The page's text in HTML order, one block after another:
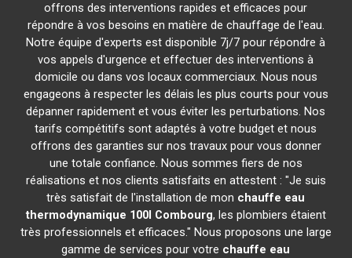
offrons des interventions rapides et efficaces pour
répondre à vos besoins en matière de chauffage de l'eau.
Notre équipe d'experts est disponible 7j/7 pour répondre à
vos appels d'urgence et effectuer des interventions à
domicile ou dans vos locaux commerciaux. Nous nous
engageons à respecter les délais les plus courts pour vous
dépanner rapidement et vous éviter les perturbations. Nos
tarifs compétitifs sont adaptés à votre budget et nous
offrons des garanties sur nos travaux pour vous donner
une totale confiance. Nous sommes fiers de nos
réalisations et nos clients satisfaits en attestent : "Je suis
très satisfait de l'installation de mon chauffe eau
thermodynamique 100l Combourg, les plombiers étaient
très professionnels et efficaces." Nous proposons une large
gamme de services pour votre chauffe eau